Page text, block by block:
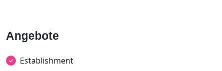
Angebote
Establishment